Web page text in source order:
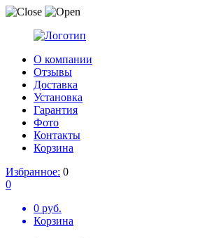
О компании
Отзывы
Доставка
Установка
Гарантия
Фото
Контакты
Корзина
Избранное: 0
0
0 руб.
Корзина